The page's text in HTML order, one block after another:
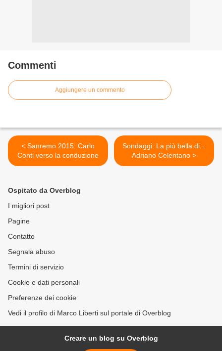
Commenti
Aggiungere un commento
< Sanremo 2015: Carlo
Conti verso la conduzione
Sondaggi: La più bella di...
Adriano Celentano >
Ospitato da Overblog
I migliori post
Pagine
Contatto
Segnala abuso
Termini di servizio
Cookie e dati personali
Preferenze dei cookie
Vedi il profilo di Marco Liberti sul portale di Overblog
Creare un blog su Overblog